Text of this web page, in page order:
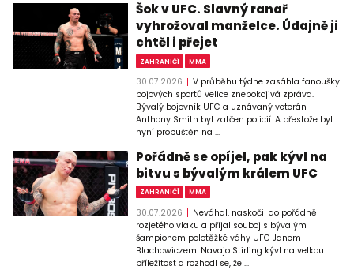
Šok v UFC. Slavný ranař
vyhrožoval manželce. Údajně ji
chtěl i přejet
ZAHRANIČÍ MMA
30.07.2026
V průběhu týdne zasáhla fanoušky
bojových sportů velice znepokojivá zpráva.
Bývalý bojovník UFC a uznávaný veterán
Anthony Smith byl zatčen policií. A přestože byl
nyní propuštěn na ...
Pořádně se opíjel, pak kývl na
bitvu s bývalým králem UFC
ZAHRANIČÍ MMA
30.07.2026
Neváhal, naskočil do pořádně
rozjetého vlaku a přijal souboj s bývalým
šampionem polotěžké váhy UFC Janem
Blachowiczem. Navajo Stirling kývl na velkou
příležitost a rozhodl se, že ...